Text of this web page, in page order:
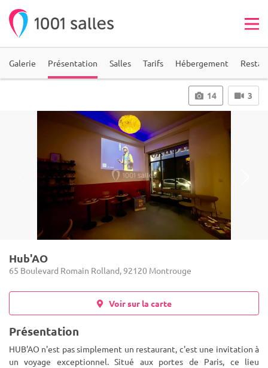
Galerie Présentation Salles Tarifs Hébergement
14 3
Hub'AO
65 Boulevard Romain Rolland, 92120 Montrouge
Voir sur la carte
Présentation
HUB'AO n'est pas simplement un restaurant, c'est une invitation à
un voyage exceptionnel. Situé aux portes de Paris, ce lieu